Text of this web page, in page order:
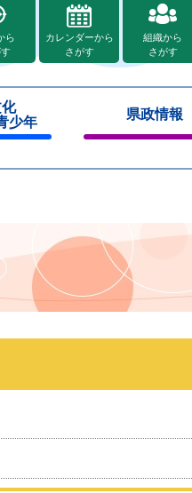
ら
カレンダーから
さがす
組織から
さがす
少年
県政情報
じ